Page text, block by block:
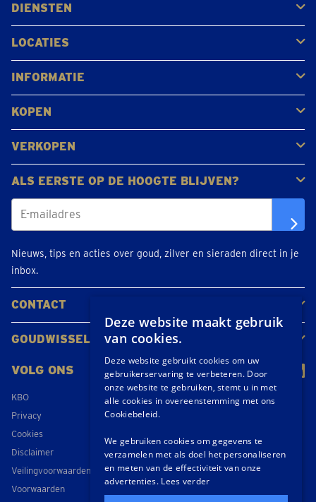
DIENSTEN
Kopen
Verkopen
Veilen
LOCATIES
Antwerpen
Brugge
Kapellen
Leuven
Mol
Schilde
Sint-Niklaas
Bekijk alle locaties
INFORMATIE
Veelgestelde vragen
Klantbeoordelingen
KOPEN
Goud kopen
Platina en palladium kopen
Zilver kopen
VERKOPEN
Gouden juwelen
Gouden munten
Gouden staven
ALS EERSTE OP DE HOOGTE BLIJVEN?
Nieuws, tips en acties over goud, zilver en sieraden direct in je
inbox.
CONTACT
Neem contact op
Maak een afspraak
Locaties
GOUDWISSELKANTOOR
VOLG ONS
KBO
Privacy
Cookies
Disclaimer
Veilingvoorwaarden
Voorwaarden
Deze website maakt gebruik
van cookies.
Deze website gebruikt cookies om uw
gebruikerservaring te verbeteren. Door
onze website te gebruiken, stemt u in met
alle cookies in overeenstemming met ons
Cookiebeleid.
We gebruiken cookies om gegevens te
verzamelen met als doel het personaliseren
en meten van de effectiviteit van onze
advertenties. Lees verder